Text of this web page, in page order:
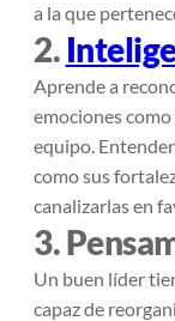
a la que
2.
Aprende a
emociones
equipo.
como sus
canalizarlas en
3.
Un buen líder
capaz de